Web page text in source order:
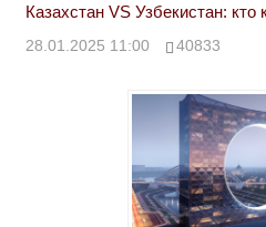
Казахстан VS Узбекистан:
28.01.2025 11:00 40833